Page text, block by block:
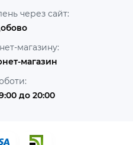
через сайт:
магазину:
магазин
до 20:00